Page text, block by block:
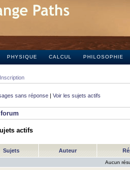
PHYSIQUE CALCUL PHILOSOPHIE
Inscription
sans réponse | Voir les sujets actifs
actifs
Sujets Auteur
Aucun